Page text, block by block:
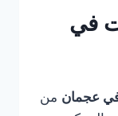
في
في عجمان من